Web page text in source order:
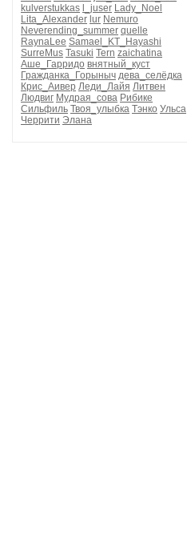
kulverstukkas
l_juser Lady_Noel
Lita_Alexander lur Nemuro
Neverending_summer quelle
RaynaLee Samael_KT_Hayashi
SurreMus Tasuki Tern zaichatina
Аше_Гарридо внятный_куст
Гражданка_Горыныч дева_селёдка
Крис_Аивер Леди_Лайя Литвен
Людвиг Мудрая_сова Рибике
Сильфиль Твоя_улыбка Тэнко Ульса
Черрити Элана